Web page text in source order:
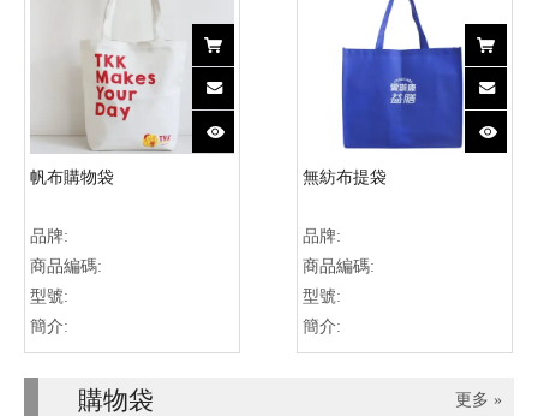
帆布購物袋
品牌:
商品編碼:
型號:
簡介:
無紡布提袋
品牌:
商品編碼:
型號:
簡介:
購物袋 更多 »